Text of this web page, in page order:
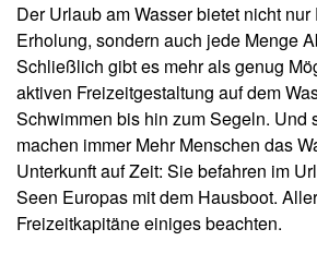
Der Urlaub am Wasser bietet nicht
Erholung, sondern auch jede Menge
Schließlich gibt es mehr als genug
aktiven Freizeitgestaltung auf dem
Schwimmen bis hin zum Segeln. Und
machen immer Mehr Menschen das
Unterkunft auf Zeit: Sie befahren im
Seen Europas mit dem Hausboot.
Freizeitkapitäne einiges beachten.